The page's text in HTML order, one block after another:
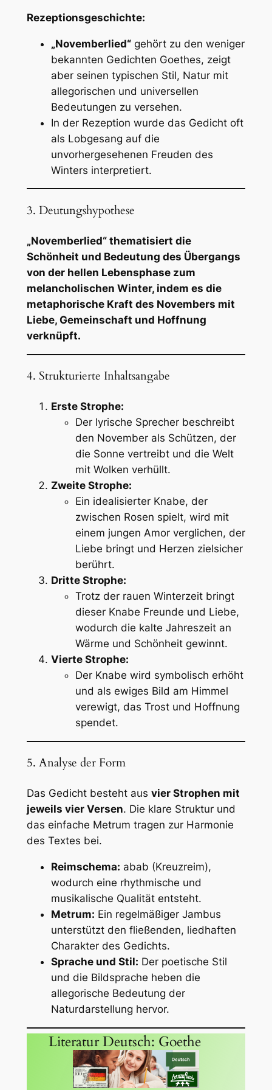
Rezeptionsgeschichte:
„Novemberlied“gehört zu den weniger
bekannten Gedichten Goethes, zeigt
aber seinen typischen Stil, Natur mit
allegorischen und universellen
Bedeutungen zu versehen.
In der Rezeption wurde das Gedicht oft
als Lobgesang auf die
unvorhergesehenen Freuden des
Winters interpretiert.
3. Deutungshypothese
„Novemberlied“ thematisiert die
Schönheit und Bedeutung des Übergangs
von der hellen Lebensphase zum
melancholischen Winter, indem es die
metaphorische Kraft des Novembers mit
Liebe, Gemeinschaft und Hoffnung
verknüpft.
4. Strukturierte Inhaltsangabe
Erste Strophe:
Der lyrische Sprecher beschreibt
den November als Schützen, der
die Sonne vertreibt und die Welt
mit Wolken verhüllt.
Zweite Strophe:
Ein idealisierter Knabe, der
zwischen Rosen spielt, wird mit
einem jungen Amor verglichen, der
Liebe bringt und Herzen zielsicher
berührt.
Dritte Strophe:
Trotz der rauen Winterzeit bringt
dieser Knabe Freunde und Liebe,
wodurch die kalte Jahreszeit an
Wärme und Schönheit gewinnt.
Vierte Strophe:
Der Knabe wird symbolisch erhöht
und als ewiges Bild am Himmel
verewigt, das Trost und Hoffnung
spendet.
5. Analyse der Form
Das Gedicht besteht aus vier Strophen mit
jeweils vier Versen. Die klare Struktur und
das einfache Metrum tragen zur Harmonie
des Textes bei.
Reimschema: abab (Kreuzreim),
wodurch eine rhythmische und
musikalische Qualität entsteht.
Metrum: Ein regelmäßiger Jambus
unterstützt den fließenden, liedhaften
Charakter des Gedichts.
Sprache und Stil: Der poetische Stil
und die Bildsprache heben die
allegorische Bedeutung der
Naturdarstellung hervor.
Literatur Deutsch: Goethe